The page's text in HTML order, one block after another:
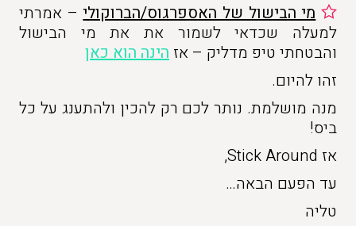
מי הבישול של האספרגוס/הברוקולי– אמרתי
למעלה שכדאי לשמור את את מי הבישול
והבטחתי טיפ מדליק – אז הינה הוא כאן
זהו להיום.
מנה מושלמת. נותר לכם רק להכין ולהתענג על כל
ביס!
אז Stick Around,
עד הפעם הבאה…
טליה